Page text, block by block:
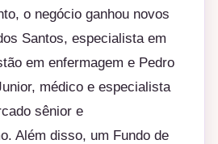
o negócio ganhou novos
Santos, especialista em
em enfermagem e Pedro
médico e especialista
sênior e
Além disso, um Fundo de